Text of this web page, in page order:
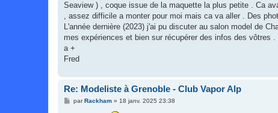
Seaview ) , coque issue de la maquette la plus petite . Ca
, assez difficile a monter pour moi mais ca va aller . Des
L'année dernière (2023) j'ai pu discuter au salon model de
mes expériences et bien sur récupérer des infos des vôtres
a +
Fred
Re: Modeliste à Grenoble - Club Vapor Alp
MparRackham» 18 janv. 2025 23:38